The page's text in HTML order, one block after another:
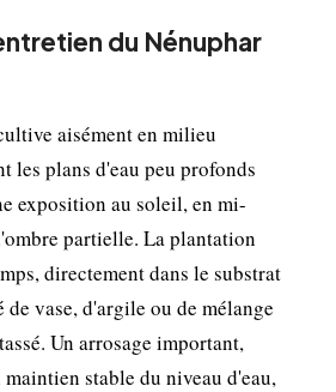
du Nénuphar
aisément en milieu
les plans d'eau peu profonds
exposition au soleil, en mi-
partielle. La plantation
directement dans le substrat
de vase, d'argile ou de mélange
Un arrosage important,
stable du niveau d'eau,